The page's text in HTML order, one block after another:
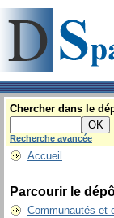
Chercher dans le
Recherche avancée
Accueil
Parcourir le
Communautés et